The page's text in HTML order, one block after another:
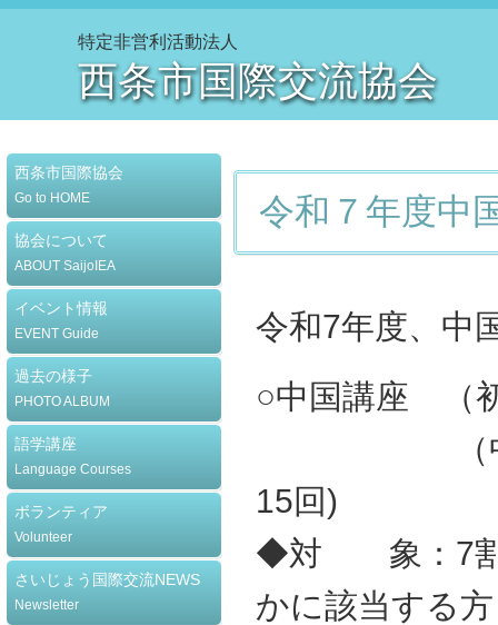
特定非営利活動法人
西条市国際交流協会
西条市国際協会
Go to HOME
協会について
ABOUT SaijoIEA
イベント情報
EVENT Guide
過去の様子
PHOTO ALBUM
語学講座
Language Courses
ボランティア
Volunteer
さいじょう国際交流NEWS
Newsletter
令和７年度中
令和7年度、中
○中国講座 （
（中級）
15回)
◆対 象：7割
かに該当する方